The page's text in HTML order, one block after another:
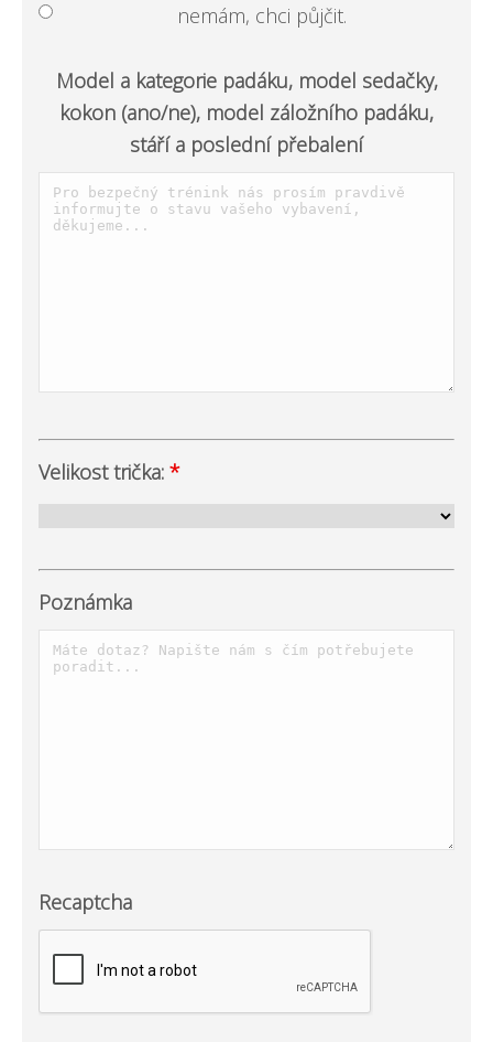
nemám, chci půjčit.
Model a kategorie padáku, model sedačky,
kokon (ano/ne), model záložního padáku,
stáří a poslední přebalení
Velikost trička: *
Poznámka
Recaptcha